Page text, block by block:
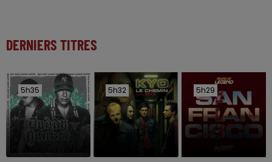
DERNIERS TITRES
5h35
5h35 5h32
5h32 5h29
5h29